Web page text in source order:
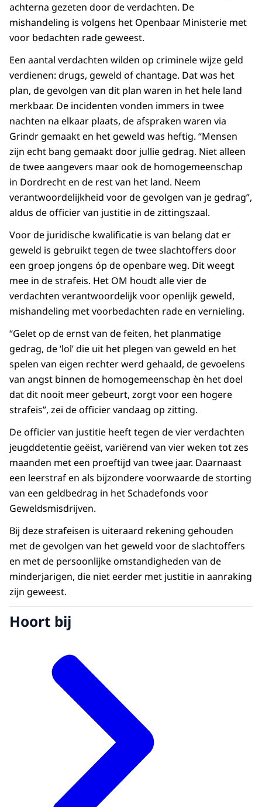
achterna gezeten door de verdachten. De
mishandeling is volgens het Openbaar Ministerie met
voor bedachten rade geweest.
Een aantal verdachten wilden op criminele wijze geld
verdienen: drugs, geweld of chantage. Dat was het
plan, de gevolgen van dit plan waren in het hele land
merkbaar. De incidenten vonden immers in twee
nachten na elkaar plaats, de afspraken waren via
Grindr gemaakt en het geweld was heftig. “Mensen
zijn echt bang gemaakt door jullie gedrag. Niet alleen
de twee aangevers maar ook de homogemeenschap
in Dordrecht en de rest van het land. Neem
verantwoordelijkheid voor de gevolgen van je gedrag”,
aldus de officier van justitie in de zittingszaal.
Voor de juridische kwalificatie is van belang dat er
geweld is gebruikt tegen de twee slachtoffers door
een groep jongens óp de openbare weg. Dit weegt
mee in de strafeis. Het OM houdt alle vier de
verdachten verantwoordelijk voor openlijk geweld,
mishandeling met voorbedachten rade en vernieling.
“Gelet op de ernst van de feiten, het planmatige
gedrag, de ‘lol’ die uit het plegen van geweld en het
spelen van eigen rechter werd gehaald, de gevoelens
van angst binnen de homogemeenschap èn het doel
dat dit nooit meer gebeurt, zorgt voor een hogere
strafeis”, zei de officier vandaag op zitting.
De officier van justitie heeft tegen de vier verdachten
jeugddetentie geëist, variërend van vier weken tot zes
maanden met een proeftijd van twee jaar. Daarnaast
een leerstraf en als bijzondere voorwaarde de storting
van een geldbedrag in het Schadefonds voor
Geweldsmisdrijven.
Bij deze strafeisen is uiteraard rekening gehouden
met de gevolgen van het geweld voor de slachtoffers
en met de persoonlijke omstandigheden van de
minderjarigen, die niet eerder met justitie in aanraking
zijn geweest.
Hoort bij